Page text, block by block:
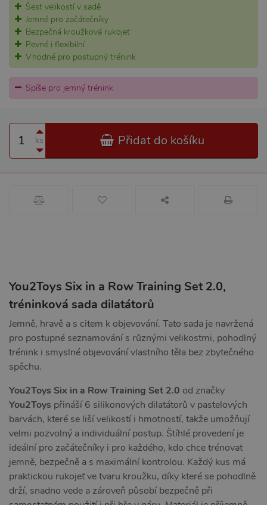
Šest velikostí v sadě
Jemné pro začátečníky
Bezpečná kroužková rukojeť
Pevné i flexibilní
Vhodné pro postupný trénink
Spíše pro jemný trénink
ks Přidat do košíku
You2Toys Six in a Row Training Set 2.0,
tréninková sada dilatátorů
Jemně, hravě a s citem k objevování. Tato sada je navržená
pro postupné seznamování s různými velikostmi, pohodlný
trénink i smyslné objevování vlastního těla bez zbytečného
spěchu.
You2Toys Six in a Row Training Set 2.0 od značky
You2Toys přináší 6 silikonových dilatátorů v pastelových
barvách, které se liší velikostí i hmotností, takže umožňují
velmi pozvolný a individuální postup. Štíhlé provedení je
ideální pro začátečníky i pro každého, kdo chce trénovat
jemně, bezpečně a s maximální kontrolou. Každý kus má
praktickou rukojeť ve tvaru kroužku, díky které se pohodlně
drží, snadno vede a zároveň působí bezpečně při